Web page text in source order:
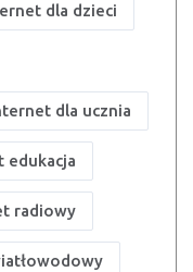
dla dzieci
dla ucznia
edukacja
radiowy